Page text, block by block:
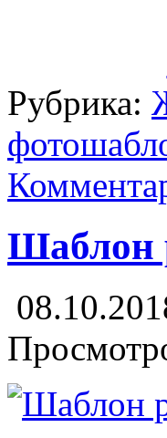
Рубрика:
Шаблон